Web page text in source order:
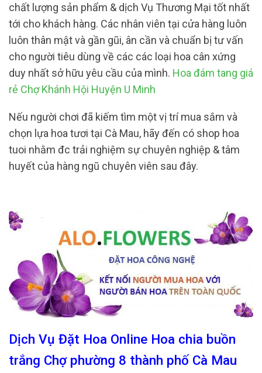
chất lượng sản phẩm & dịch Vụ Thương Mại tốt nhất
tới cho khách hàng. Các nhân viên tại cửa hàng luôn
luôn thân mật và gần gũi, ân cần và chuẩn bị tư vấn
cho người tiêu dùng về các các loại hoa cân xứng
duy nhất sở hữu yêu cầu của mình. Hoa đám tang giá
rẻ Chợ Khánh Hội Huyện U Minh
Nếu người chơi đã kiếm tìm một vị trí mua sắm và
chọn lựa hoa tươi tại Cà Mau, hãy đến có shop hoa
tuoi nhằm đc trải nghiệm sự chuyên nghiệp & tâm
huyết của hàng ngũ chuyên viên sau đây.
Dịch Vụ Đặt Hoa Online Hoa chia buồn
trắng Chợ phường 8 thành phố Cà Mau